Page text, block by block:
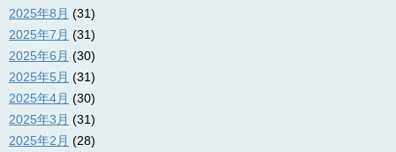
2025年8月 (31)
2025年7月 (31)
2025年6月 (30)
2025年5月 (31)
2025年4月 (30)
2025年3月 (31)
2025年2月 (28)